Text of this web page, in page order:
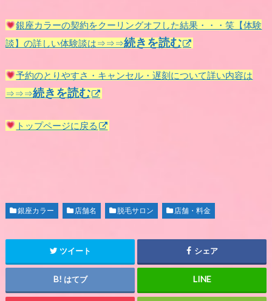
銀座カラーの契約をクーリングオフした結果・・・笑【体験
談】の詳しい体験談は⇒⇒⇒続きを読む
予約のとりやすさ・キャンセル・遅刻について詳い内容は
⇒⇒⇒続きを読む
トップページに戻る
銀座カラー 店舗名 脱毛サロン 店舗・料金
ツイート シェア
はてブ